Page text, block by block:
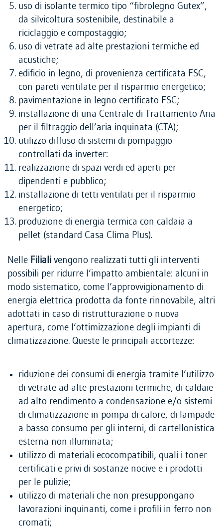
uso di isolante termico tipo “fibrolegno Gutex”,
da silvicoltura sostenibile, destinabile a
riciclaggio e compostaggio;
uso di vetrate ad alte prestazioni termiche ed
acustiche;
edificio in legno, di provenienza certificata FSC,
con pareti ventilate per il risparmio energetico;
pavimentazione in legno certificato FSC;
installazione di una Centrale di Trattamento Aria
per il filtraggio dell’aria inquinata (CTA);
utilizzo diffuso di sistemi di pompaggio
controllati da inverter:
realizzazione di spazi verdi ed aperti per
dipendenti e pubblico;
installazione di tetti ventilati per il risparmio
energetico;
produzione di energia termica con caldaia a
pellet (standard Casa Clima Plus).
Nelle Filiali vengono realizzati tutti gli interventi
possibili per ridurre l’impatto ambientale: alcuni in
modo sistematico, come l’approvvigionamento di
energia elettrica prodotta da fonte rinnovabile, altri
adottati in caso di ristrutturazione o nuova
apertura, come l’ottimizzazione degli impianti di
climatizzazione. Queste le principali accortezze:
riduzione dei consumi di energia tramite l’utilizzo
di vetrate ad alte prestazioni termiche, di caldaie
ad alto rendimento a condensazione e/o sistemi
di climatizzazione in pompa di calore, di lampade
a basso consumo per gli interni, di cartellonistica
esterna non illuminata;
utilizzo di materiali ecocompatibili, quali i toner
certificati e privi di sostanze nocive e i prodotti
per le pulizie;
utilizzo di materiali che non presuppongano
lavorazioni inquinanti, come i profili in ferro non
cromati;